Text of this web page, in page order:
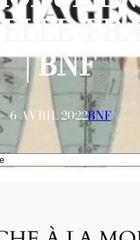
| BNF
6 AVRIL 2022BNF